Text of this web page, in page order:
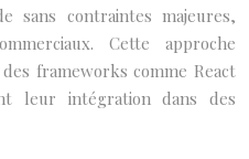
sans contraintes majeures,
Cette approche
frameworks comme React
leur intégration dans des